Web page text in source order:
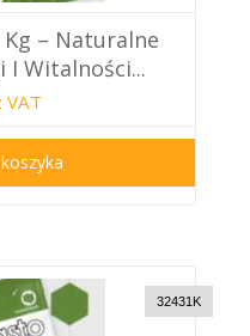
Kg – Naturalne
I Witalności...
VAT
32431K